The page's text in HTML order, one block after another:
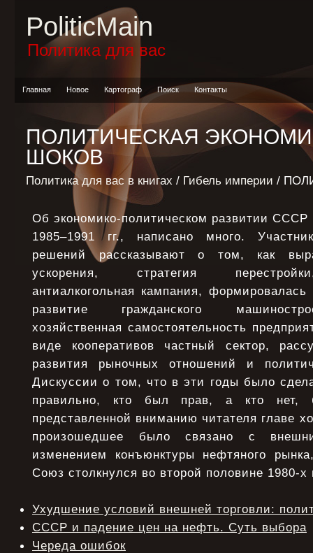
PoliticMain
Политика для вас
Главная Новое Картограф Поиск Контакты
ПОЛИТИЧЕСКАЯ
ШОКОВ
Политика для вас в книгах / Гибель империи /
Об экономико-политическом развитии СССР
1985–1991 гг., написано много.
решений рассказывают о том, как
ускорения, стратегия
антиалкогольная кампания,
развитие гражданского
хозяйственная самостоятельность
виде кооперативов частный сектор,
развития рыночных отношений и
Дискуссии о том, что в эти годы было
правильно, кто был прав, а кто нет,
представленной вниманию читателя главе
произошедшее было связано с
изменением конъюнктуры нефтяного
Союз столкнулся во второй половине 1980-х
Ухудшение условий внешней торговли:
СССР и падение цен на нефть. Суть выбора
Череда ошибок